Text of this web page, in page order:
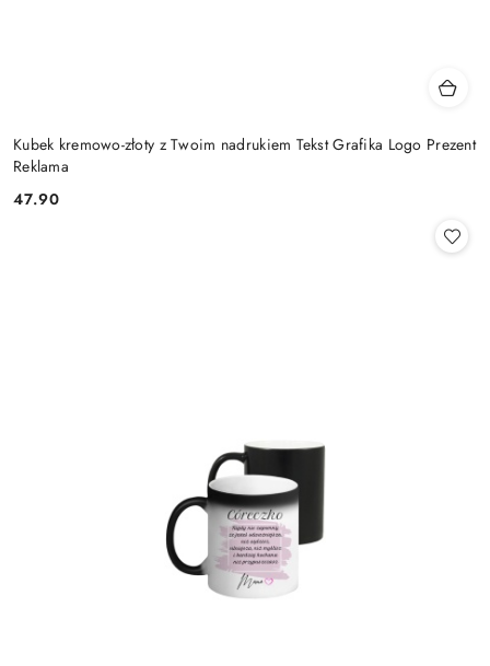
Kubek kremowo-złoty z Twoim nadrukiem Tekst Grafika Logo Prezent
Reklama
Cena:
47.90